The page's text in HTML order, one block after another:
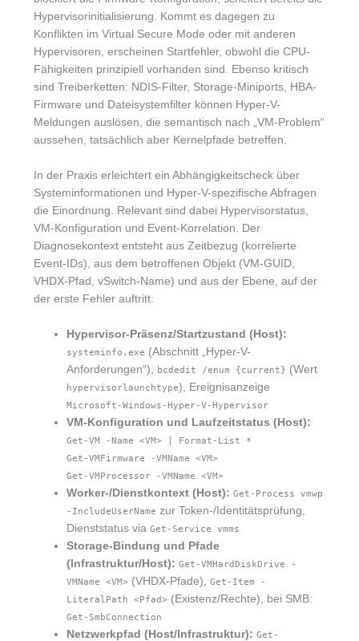
Hypervisorinitialisierung. Kommt es dagegen zu
Konflikten im Virtual Secure Mode oder mit anderen
Hypervisoren, erscheinen Startfehler, obwohl die CPU-
Fähigkeiten prinzipiell vorhanden sind. Ebenso kritisch
sind Treiberketten: NDIS-Filter, Storage-Miniports, HBA-
Firmware und Dateisystemfilter können Hyper-V-
Meldungen auslösen, die semantisch nach „VM-Problem“
aussehen, tatsächlich aber Kernelpfade betreffen.
In der Praxis erleichtert ein Abhängigkeitscheck über
Systeminformationen und Hyper-V-spezifische Abfragen
die Einordnung. Relevant sind dabei Hypervisorstatus,
VM-Konfiguration und Event-Korrelation. Der
Diagnosekontext entsteht aus Zeitbezug (korrelierte
Event-IDs), aus dem betroffenen Objekt (VM-GUID,
VHDX-Pfad, vSwitch-Name) und aus der Ebene, auf der
der erste Fehler auftritt.
Hypervisor-Präsenz/Startzustand (Host):
systeminfo.exe (Abschnitt „Hyper-V-
Anforderungen“),
bcdedit /enum {current} (Wert
hypervisorlaunchtype), Ereignisanzeige
Microsoft-Windows-Hyper-V-Hypervisor
VM-Konfiguration und Laufzeitstatus (Host):
Get-VM -Name <VM> | Format-List *
Get-VMFirmware -VMName <VM>
Get-VMProcessor -VMName <VM>
Worker-/Dienstkontext (Host): Get-Process vmwp
-IncludeUserName zur Token-/Identitätsprüfung,
Dienststatus via Get-Service vmms
Storage-Bindung und Pfade
(Infrastruktur/Host): Get-VMHardDiskDrive -
VMName <VM> (VHDX-Pfade),
Get-Item -
LiteralPath <Pfad> (Existenz/Rechte), bei SMB:
Get-SmbConnection
Netzwerkpfad (Host/Infrastruktur): Get-